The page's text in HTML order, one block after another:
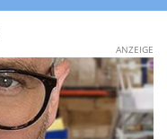
ANZEIGE